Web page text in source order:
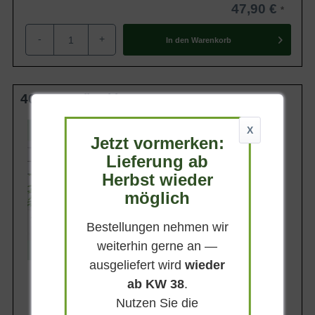
47,90 €
- + In den Warenkorb
40-50 cm (breit) C5
Belaubung
Immergrün
Blatt- / Nadelfarbe
Blaugrün
Graubraun
Lieferbar
X
Jetzt vormerken:
Lieferung ab
Herbst wieder
möglich
Bestellungen nehmen wir
weiterhin gerne an —
ausgeliefert wirdwieder
ab KW 38.
Nutzen Sie die